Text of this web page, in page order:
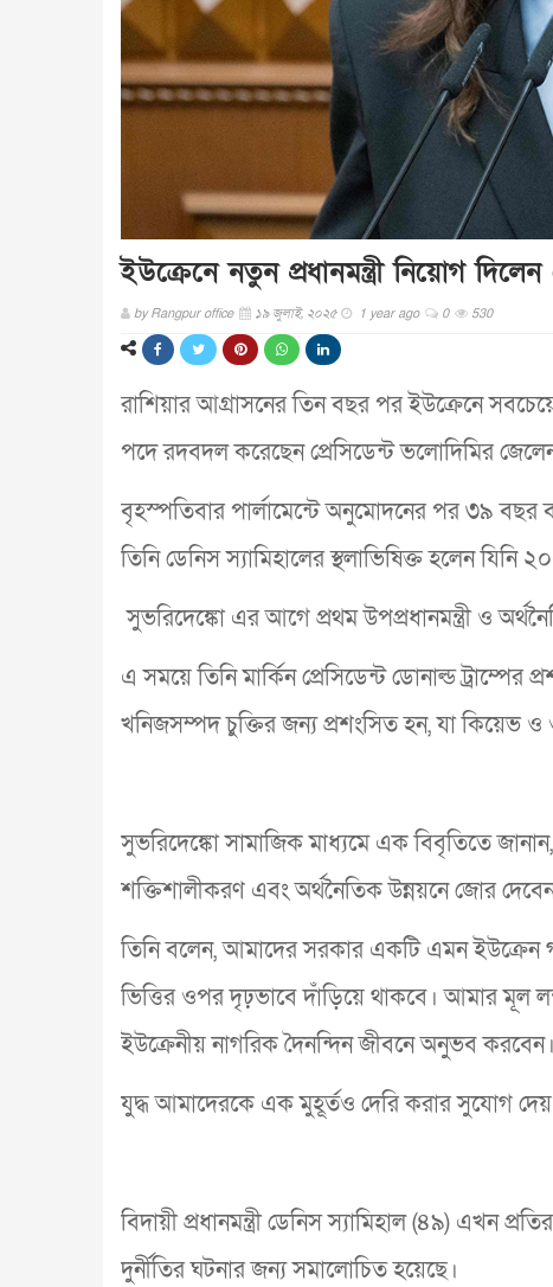
ইউক্রেনে নতুন প্রধানমন্ত্রী নিয়োগ দিলেন
byRangpur office ১৯ জুলাই, ২০২৫ 1 year ago 0 530
রাশিয়ার আগ্রাসনের তিন বছর পর ইউক্রেনে
পদে রদবদল করেছেন প্রেসিডেন্ট ভলোদিমির
বৃহস্পতিবার পার্লামেন্টে অনুমোদনের পর ৩৯ বছর
তিনি ডেনিস স্যামিহালের স্থলাভিষিক্ত হলেন যিনি
সুভরিদেঙ্কো এর আগে প্রথম উপপ্রধানমন্ত্রী ও
এ সময়ে তিনি মার্কিন প্রেসিডেন্ট ডোনাল্ড
খনিজসম্পদ চুক্তির জন্য প্রশংসিত হন, যা কিয়েভ ও
সুভরিদেঙ্কো সামাজিক মাধ্যমে এক বিবৃতিতে জানান,
শক্তিশালীকরণ এবং অর্থনৈতিক উন্নয়নে জোর
তিনি বলেন, আমাদের সরকার একটি এমন ইউক্রেন
ভিত্তির ওপর দৃঢ়ভাবে দাঁড়িয়ে থাকবে। আমার মূল
ইউক্রেনীয় নাগরিক দৈনন্দিন জীবনে অনুভব করবেন।
যুদ্ধ আমাদেরকে এক মুহূর্তও দেরি করার সুযোগ
বিদায়ী প্রধানমন্ত্রী ডেনিস স্যামিহাল (৪৯) এখন
দুর্নীতির ঘটনার জন্য সমালোচিত হয়েছে।